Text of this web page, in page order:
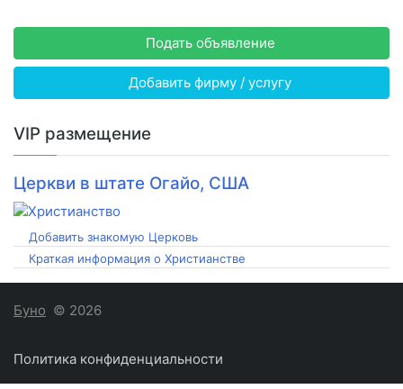
Подать объявление
Добавить фирму / услугу
VIP размещение
Церкви в штате Огайо, США
Добавить знакомую Церковь
Краткая информация о Христианстве
Буно © 2026
Политика конфиденциальности